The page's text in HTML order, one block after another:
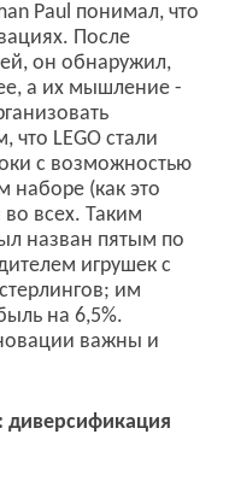
Paul понимал, что
После
он обнаружил,
а их мышление -
что LEGO стали
с возможностью
наборе (как это
всех. Таким
назван пятым по
игрушек с
им
на 6,5%.
важны и
диверсификация